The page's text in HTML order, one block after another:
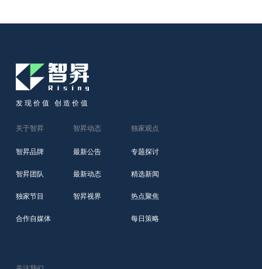
发现价值 创造价值
关于智昇
智昇品牌
智昇团队
独家节目
合作自媒体
智昇动态
最新公告
最新动态
智昇视界
独家观点
专题探讨
精选新闻
热点聚焦
每日策略